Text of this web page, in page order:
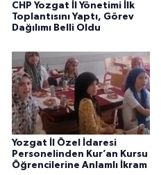
CHP Yozgat İl Yönetimi İlk
Toplantısını Yaptı, Görev
Dağılımı Belli Oldu
Yozgat İl Özel İdaresi
Personelinden Kur’an Kursu
Öğrencilerine Anlamlı İkram